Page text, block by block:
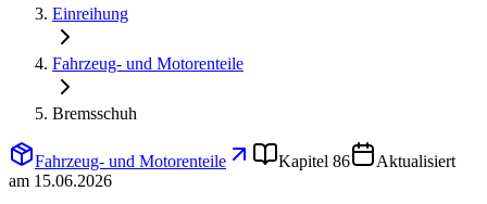
Einreihung
Fahrzeug- und Motorenteile
Bremsschuh
Fahrzeug- und Motorenteile Kapitel 86
Aktualisiert
am 15.06.2026